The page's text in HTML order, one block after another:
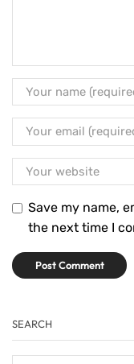
Save my name,
the next time I
SEARCH